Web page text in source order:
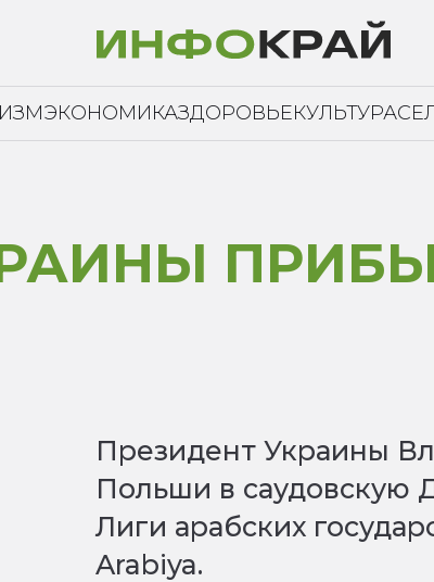
ЭКОНОМИКАЗДОРОВЬЕКУЛЬТУРА
Президент Украины
Польши в саудовскую
Лиги арабских
Arabiya.